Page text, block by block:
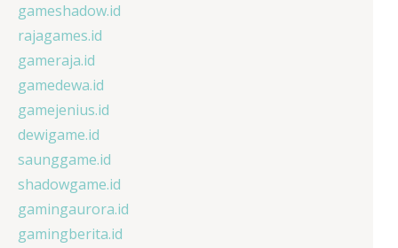
gameshadow.id
rajagames.id
gameraja.id
gamedewa.id
gamejenius.id
dewigame.id
saunggame.id
shadowgame.id
gamingaurora.id
gamingberita.id